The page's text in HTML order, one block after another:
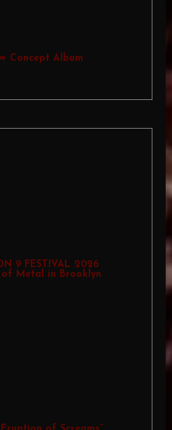
Concept Album
9 FESTIVAL 2026
of Metal in Brooklyn